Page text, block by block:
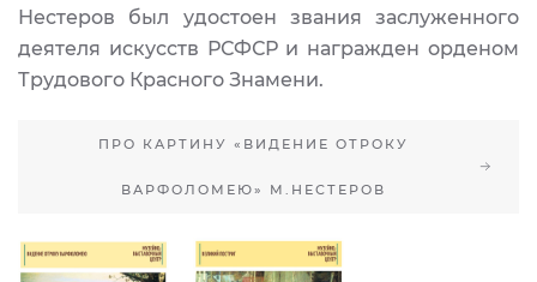
Нестеров был удостоен звания заслуженного
деятеля искусств РСФСР и награжден орденом
Трудового Красного Знамени.
ПРО КАРТИНУ «ВИДЕНИЕ ОТРОКУ
ВАРФОЛОМЕЮ» М.НЕСТЕРОВ